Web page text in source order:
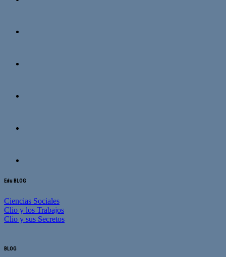
Edu BLOG
Ciencias Sociales
Clio y los Trabajos
Clio y sus Secretos
BLOG